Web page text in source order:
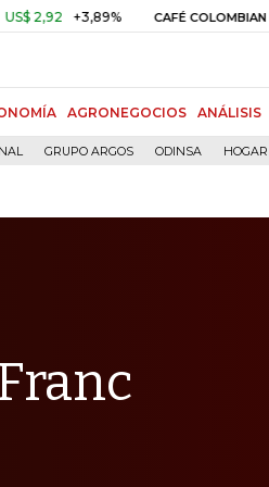
+3,89% CAFÉ COLOMBIAN MILDS
AGRONEGOCIOS ANÁLISIS
GRUPO ARGOS ODINSA HOGAR